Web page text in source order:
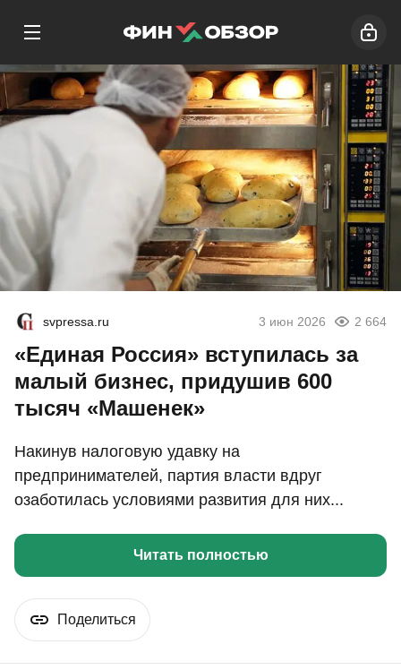
svpressa.ru 3 июн 2026 2 664
«Единая Россия» вступилась за
малый бизнес, придушив 600
тысяч «Машенек»
Накинув налоговую удавку на
предпринимателей, партия власти вдруг
озаботилась условиями развития для них...
Читать полностью
Поделиться